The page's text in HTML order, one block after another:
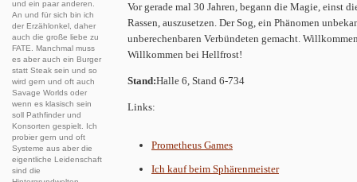
und ein paar anderen.
An und für sich bin ich
der Erzählonkel, daher
auch die große liebe zu
FATE. Manchmal muss
es aber auch ein Burger
statt Steak sein und so
wird gern und oft auch
Savage Worlds oder
wenn es klasisch sein
soll Pathfinder und
Konsorten gespielt. Ich
probier gern und oft
Systeme aus aber die
eigentliche Leidenschaft
sind die
Vor gerade mal 30 Jahren, begann die Magie, einst
Rassen, auszusetzen. Der Sog, ein Phänomen
unberechenbaren Verbündeten gemacht.
Willkommen bei Hellfrost!
Stand:Halle 6, Stand 6-734
Links:
Prometheus Games
Ich kauf beim Sphärenmeister